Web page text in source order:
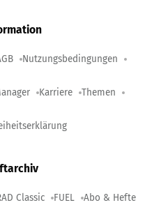
Nutzungsbedingungen
Karriere Themen
Classic FUEL Abo & Hefte